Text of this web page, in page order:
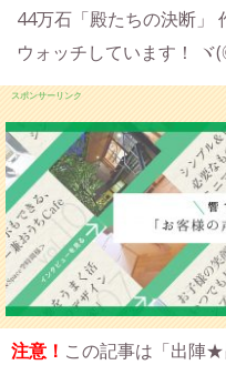
44万石「殿たちの決断」
ウォッチしています！ ヾ
スポンサーリンク
注意！ この記事は「出陣